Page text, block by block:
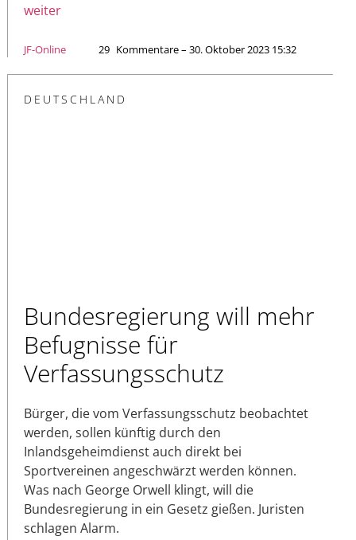
weiter
JF-Online 29 Kommentare – 30. Oktober 2023 15:32
DEUTSCHLAND
Bundesregierung will mehr
Befugnisse für
Verfassungsschutz
Bürger, die vom Verfassungsschutz beobachtet
werden, sollen künftig durch den
Inlandsgeheimdienst auch direkt bei
Sportvereinen angeschwärzt werden können.
Was nach George Orwell klingt, will die
Bundesregierung in ein Gesetz gießen. Juristen
schlagen Alarm.